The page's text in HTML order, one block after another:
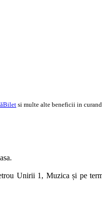
si multe alte beneficii in curand.
Unirii 1, Muzica și pe